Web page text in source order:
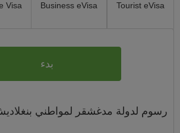
Tourist eVisa
Business eVisa
Visa
بدء
رسوم لدولة مدغشقر لمواطني